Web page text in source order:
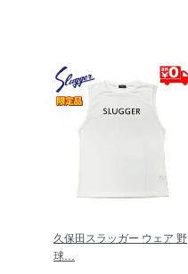
久保田スラッガー ウェア 野
球…